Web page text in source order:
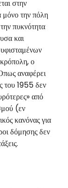
στην
μόνο την πόλη
πυκνότητα
και
ο
αναφέρει
του 1955 δεν
από
(εν
κανόνας για
δόμησης δεν